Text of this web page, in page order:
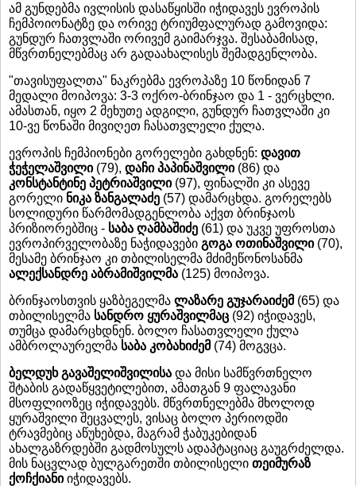
ამ გუნდებმა ივლისის დასაწყისში იჭიდავეს ევროპის
ჩემპოიონატზე და ორივე ტრიუმფალურად გამოვიდა:
გუნდურ ჩათვლაში ორივემ გაიმარჯვა. შესაბამისად,
მწვრთნელებმაც არ გადაახალისეს შემადგენლობა.
"თავისუფალთა" ნაკრებმა ევროპაზე 10 წონიდან 7
მედალი მოიპოვა: 3-3 ოქრო-ბრინჯაო და 1 - ვერცხლი.
ამასთან, იყო 2 მეხუთე ადგილი, გუნდურ ჩათვლაში კი
10-ვე წონაში მივიღეთ ჩასათვლელი ქულა.
ევროპის ჩემპიონები გორელები გახდნენ: დავით
ჭეჭელაშვილი(79), დაჩი პაპინაშვილი (86) და
კონსტანტინე პეტრიაშვილი(97), ფინალში კი ასევე
გორელი ნიკა ზანგალაძე (57) დამარცხდა. გორელებს
სოლიდური წარმომადგენლობა აქვთ ბრინჯაოს
პრიზიორებშიც - საბა ღამბაშიძე (61) და უკვე უფროსთა
ევროპირველობაზე ნაჭიდავები გოგა ოთინაშვილი (70),
მესამე ბრინჯაო კი თბილისელმა მძიმეწონოსანმა
ალექსანდრე აბრამიშვილმა (125) მოიპოვა.
ბრინჯაოსთვის ყაზბეგელმა ლაზარე გუჯარაიძემ (65) და
თბილისელმა სანდრო ყურაშვილმაც (92) იჭიდავეს,
თუმცა დამარცხდნენ. ბოლო ჩასათვლელი ქულა
ამბროლაურელმა საბა კობახიძემ (74) მოგვცა.
ბელდუხ გავაშელიშვილისა და მისი სამწვრთნელო
შტაბის გადაწყვეტილებით, ამათგან 9 ფალავანი
მსოფლიოზეც იჭიდავებს. მწვრთნელებმა მხოლოდ
ყურაშვილი შეცვალეს, ვისაც ბოლო პერიოდში
ტრავმებიც აწუხებდა, მაგრამ ჭაბუკებიდან
ახალგაზრდებში გადმოსულს ადაპტაციაც გაუგრძელდა.
მის ნაცვლად ბულგარეთში თბილისელი თეიმურაზ
ქოჩქიანიიჭიდავებს.